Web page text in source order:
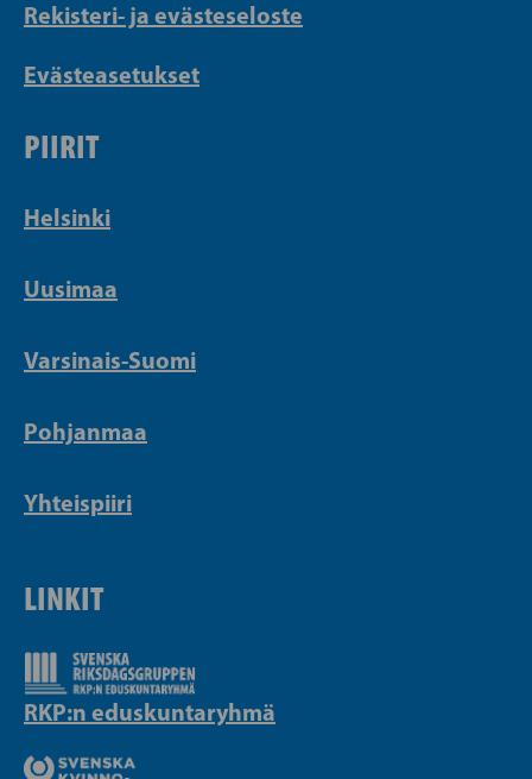
Rekisteri- ja evästeseloste
Evästeasetukset
PIIRIT
Helsinki
Uusimaa
Varsinais-Suomi
Pohjanmaa
Yhteispiiri
LINKIT
RKP:n eduskuntaryhmä